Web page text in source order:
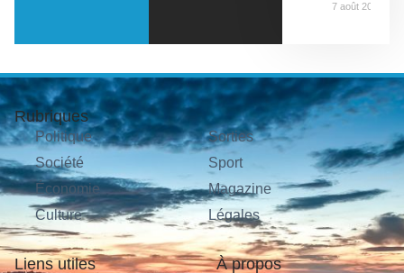
7 août 2026
Rubriques
Politique
Société
Économie
Culture
Sorties
Sport
Magazine
Légales
Liens utiles À propos